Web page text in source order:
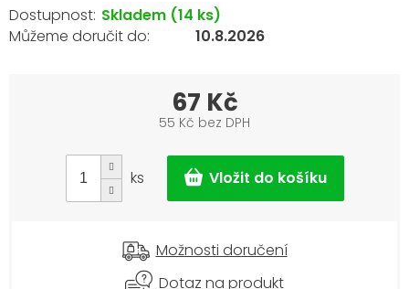
Skladem (14 ks)
10.8.2026
67 Kč
55 Kč bez DPH
cena:
ks
Možnosti doručení
Dotaz na produkt